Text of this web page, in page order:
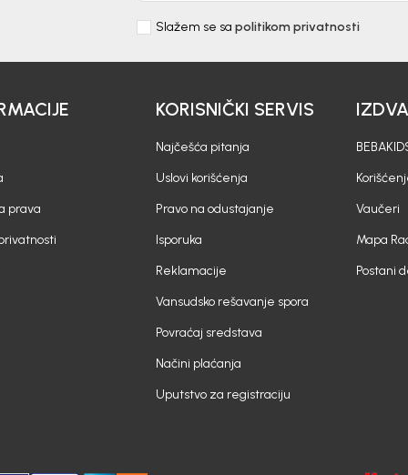
Slažem se sa politikom privatnosti
prava
KORISNIČKI SERVIS
Najčešća pitanja
Uslovi korišćenja
Pravo na odustajanje
Isporuka
Reklamacije
Vansudsko rešavanje spora
Povraćaj sredstava
Načini plaćanja
Uputstvo za registraciju
Vaučeri
Mapa
Postani